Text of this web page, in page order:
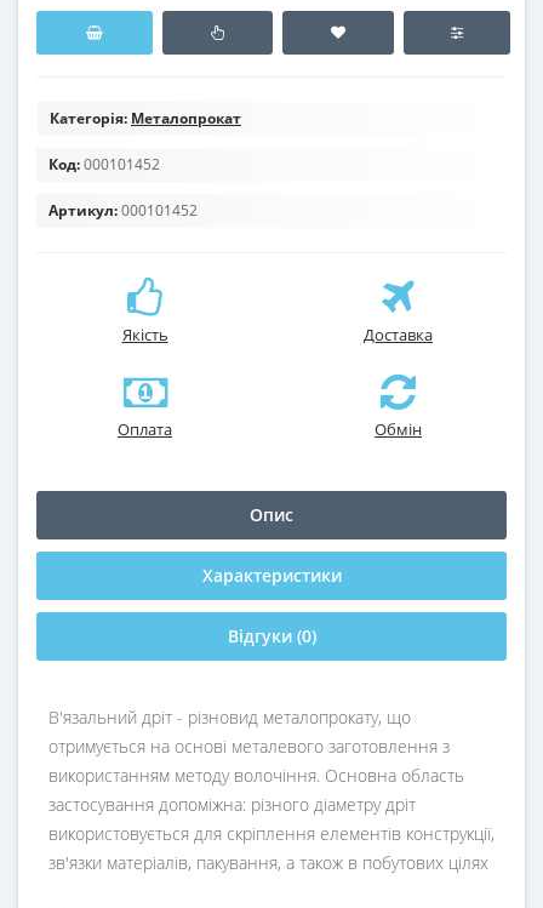
Категорія: Металопрокат
Код:000101452
Артикул:000101452
Якість Доставка
Оплата Обмін
Опис
Характеристики
Відгуки (0)
В'язальний дріт - різновид металопрокату, що
отримується на основі металевого заготовлення з
використанням методу волочіння. Основна область
застосування допоміжна: різного діаметру дріт
використовується для скріплення елементів конструкції,
зв'язки матеріалів, пакування, а також в побутових цілях